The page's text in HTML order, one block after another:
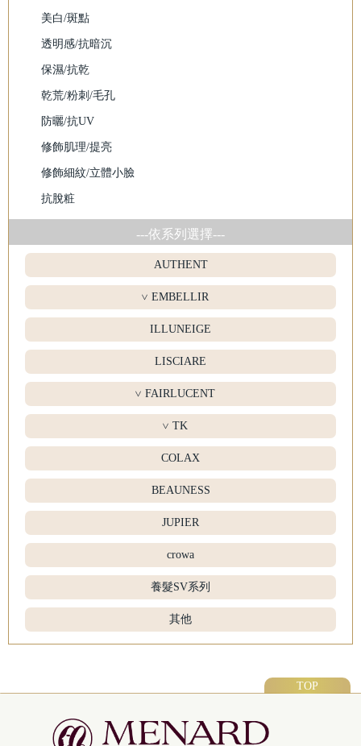
美白/斑點
透明感/抗暗沉
保濕/抗乾
乾荒/粉刺/毛孔
防曬/抗UV
修飾肌理/提亮
修飾細紋/立體小臉
抗脫粧
---依系列選擇---
AUTHENT
> EMBELLIR
ILLUNEIGE
LISCIARE
> FAIRLUCENT
> TK
COLAX
BEAUNESS
JUPIER
crowa
養髮SV系列
其他
TOP